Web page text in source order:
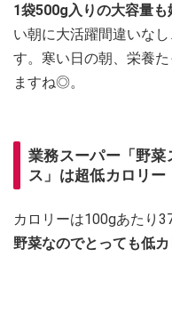
1袋500g入りの大容量も
い朝に大活躍間違いな
す。寒い日の朝、栄養
ますね◎。
業務スーパー「野菜
ス」は超低カロリー
カロリーは100gあたり
野菜なのでとっても低カ